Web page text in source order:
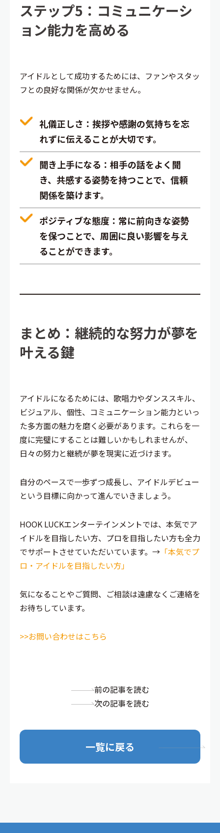
ステップ5：コミュニケーシ
ョン能力を高める
アイドルとして成功するためには、ファンやスタッ
フとの良好な関係が欠かせません。
礼儀正しさ ：挨拶や感謝の気持ちを忘
れずに伝えることが大切です。
聞き上手になる ：相手の話をよく聞
き、共感する姿勢を持つことで、信頼
関係を築けます。
ポジティブな態度 ：常に前向きな姿勢
を保つことで、周囲に良い影響を与え
ることができます。
まとめ：継続的な努力が夢を
叶える鍵
アイドルになるためには、歌唱力やダンススキル、
ビジュアル、個性、コミュニケーション能力といっ
た多方面の魅力を磨く必要があります。これらを一
度に完璧にすることは難しいかもしれませんが、
日々の努力と継続が夢を現実に近づけます。
自分のペースで一歩ずつ成長し、アイドルデビュー
という目標に向かって進んでいきましょう。
HOOK LUCKエンターテインメントでは、本気でア
イドルを目指したい方、プロを目指したい方も全力
でサポートさせていただいています。→ 「本気でプ
ロ・アイドルを目指したい方」
気になることやご質問、ご相談は遠慮なくご連絡を
お待ちしています。
>>お問い合わせはこちら
前の記事を読む
次の記事を読む
一覧に戻る